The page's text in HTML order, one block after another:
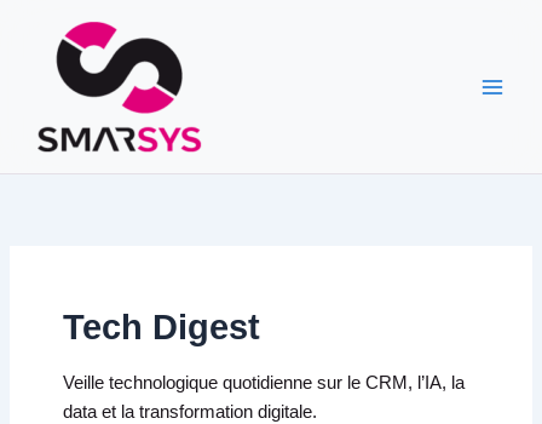
contenu
Tech Digest
Veille technologique quotidienne sur le CRM, l’IA, la
data et la transformation digitale.